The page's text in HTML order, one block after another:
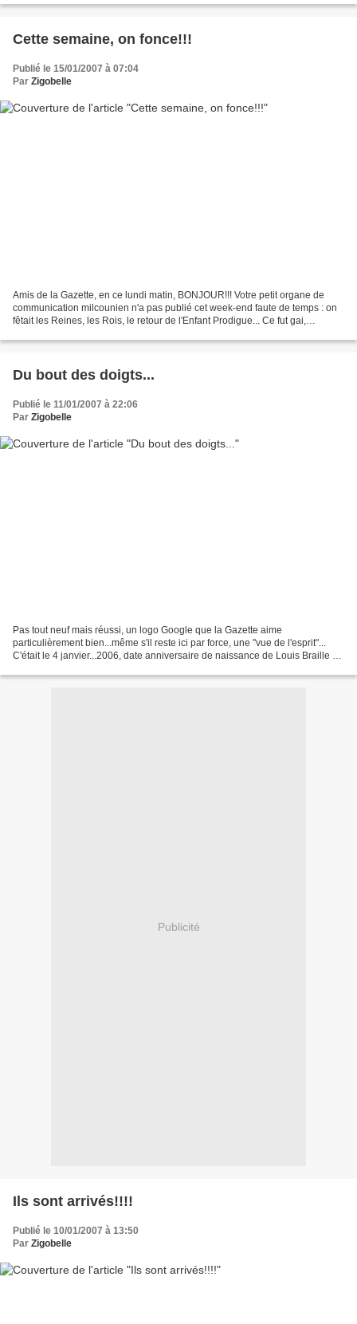
Cette semaine, on fonce!!!
Publié le 15/01/2007 à 07:04
Par Zigobelle
Amis de la Gazette, en ce lundi matin, BONJOUR!!! Votre petit organe de
communication milcounien n'a pas publié cet week-end faute de temps : on
fêtait les Reines, les Rois, le retour de l'Enfant Prodigue... Ce fut gai,
Du bout des doigts...
Publié le 11/01/2007 à 22:06
Par Zigobelle
Pas tout neuf mais réussi, un logo Google que la Gazette aime
particulièrement bien...même s'il reste ici par force, une "vue de l'esprit"...
C'était le 4 janvier...2006, date anniversaire de naissance de Louis Braille et
Publicité
Ils sont arrivés!!!!
Publié le 10/01/2007 à 13:50
Par Zigobelle